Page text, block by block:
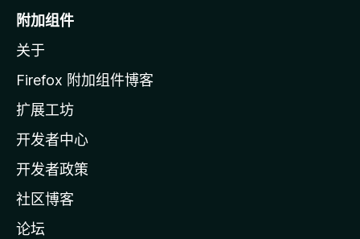
o
i
l
a
主
页
附加组件
关于
Firefox 附加组件博客
扩展工坊
开发者中心
开发者政策
社区博客
论坛